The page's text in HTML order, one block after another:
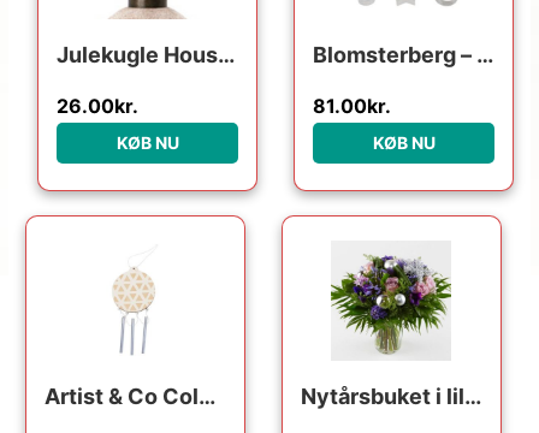
Julekugle House Doctor Ornament Velour sand Ø5,5 cm
26.00kr.
KØB NU
Blomsterberg – s ass. forme Kageudstikker 10 stk. Stål
81.00kr.
KØB NU
Artist & Co Color your own Wooden Christmas Ball with Sound Bars Nytårsbuket i lilla – Send blomster med Bloomit